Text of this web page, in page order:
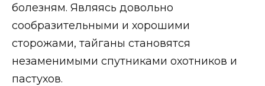
болезням. Являясь довольно
сообразительными и хорошими
сторожами, тайганы становятся
незаменимыми спутниками охотников и
пастухов.